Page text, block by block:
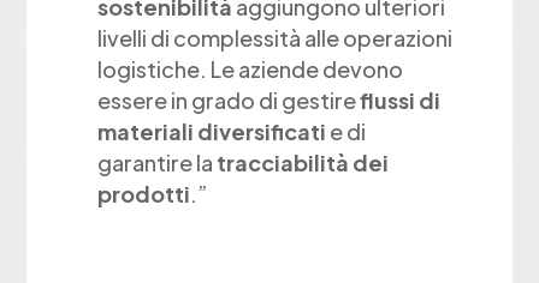
sostenibilità aggiungono ulteriori
livelli di complessità alle operazioni
logistiche. Le aziende devono
essere in grado di gestireflussi di
materiali diversificati e di
garantire la tracciabilità dei
prodotti.”